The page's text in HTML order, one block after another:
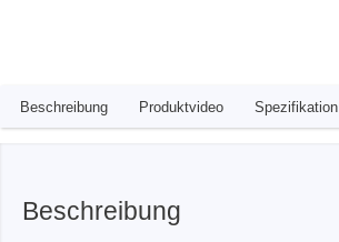
Beschreibung Produktvideo Spezifikation
Beschreibung